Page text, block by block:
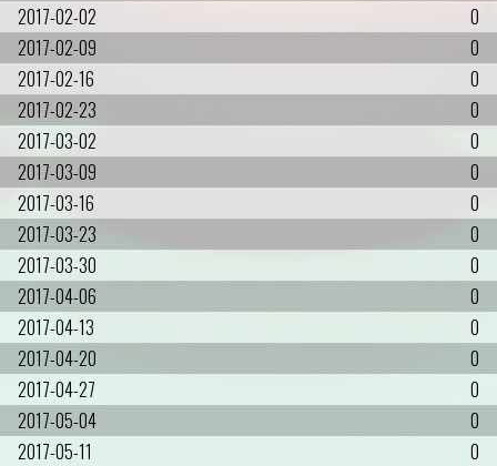
2017-02-02
0
2017-02-09
0
2017-02-16
0
2017-02-23
0
2017-03-02
0
2017-03-09
0
2017-03-16
0
2017-03-23
0
2017-03-30
0
2017-04-06
0
2017-04-13
0
2017-04-20
0
2017-04-27
0
2017-05-04
0
2017-05-11
0